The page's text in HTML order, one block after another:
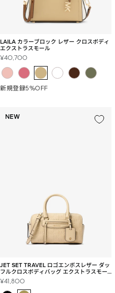
LAILA カラーブロック レザー クロスボディ
エクストラスモール
セ
ル
格
¥40,700
新規登録5%OFF
NEW
JET SET TRAVEL ロゴエンボスレザー ダッ
フルクロスボディバッグ エクストラスモー
ル
セ
¥41,800